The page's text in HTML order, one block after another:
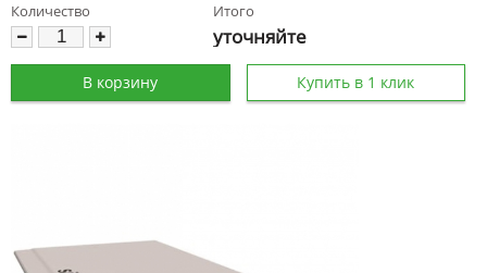
Количество Итого
уточняйте
В корзину Купить в 1 клик